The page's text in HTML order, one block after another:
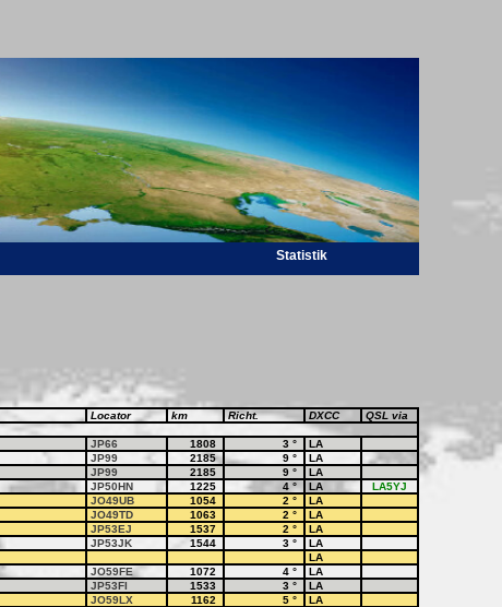
Statistik
Locator km Richt. DXCC QSL via
JP66 1808 3 °
LA
JP99 2185 9 °
LA
JP99 2185 9 °
LA
JP50HN 1225 4 ° LA
LA5YJ
JO49UB 1054 2 °
LA
JO49TD 1063 2 °
LA
JP53EJ 1537 2 °
LA
JP53JK 1544 3 °
LA
LA
JO59FE 1072 4 °
LA
JP53FI 1533 3 °
LA
JO59LX 1162 5 °
LA